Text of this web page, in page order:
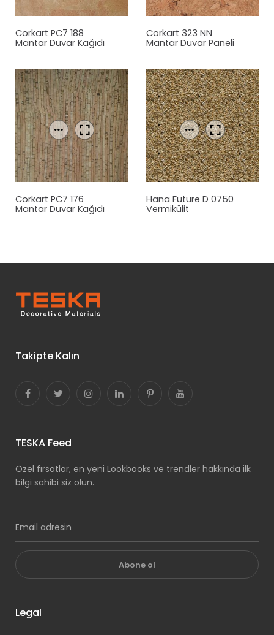
Corkart PC7 188
Mantar Duvar Kağıdı
Corkart 323 NN
Mantar Duvar Paneli
Corkart PC7 176
Mantar Duvar Kağıdı
Hana Future D 0750
Vermikülit
Takipte Kalın
TESKA Feed
Özel fırsatlar, en yeni Lookbooks ve trendler hakkında ilk
bilgi sahibi siz olun.
Abone ol
Legal